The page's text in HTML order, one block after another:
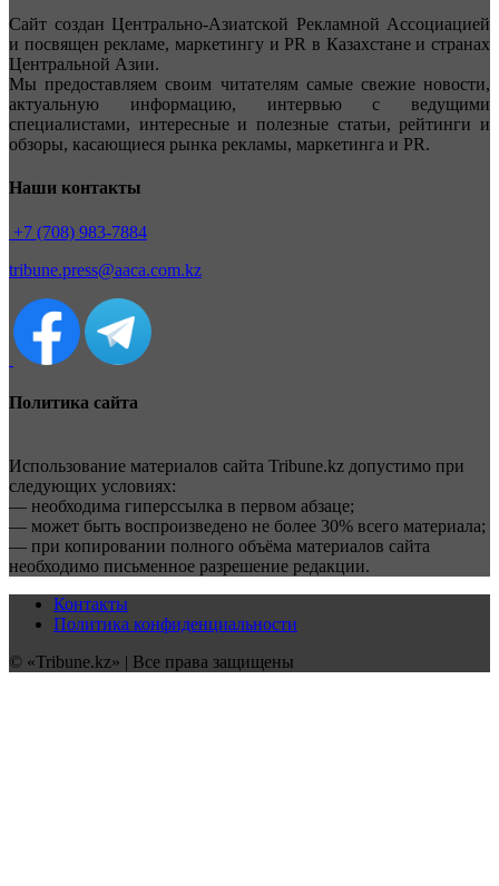
Сайт создан Центрально-Азиатской Рекламной Ассоциацией
и посвящен рекламе, маркетингу и PR в Казахстане и странах
Центральной Азии.
Мы предоставляем своим читателям самые свежие новости,
актуальную информацию, интервью с ведущими
специалистами, интересные и полезные статьи, рейтинги и
обзоры, касающиеся рынка рекламы, маркетинга и PR.
Наши контакты
+7 (708) 983-7884
tribune.press@aaca.com.kz
Политика сайта
Использование материалов сайта Tribune.kz допустимо при
следующих условиях:
— необходима гиперссылка в первом абзаце;
— может быть воспроизведено не более 30% всего материала;
— при копировании полного объёма материалов сайта
необходимо письменное разрешение редакции.
Контакты
Политика конфиденциальности
© «Tribune.kz» | Все права защищены